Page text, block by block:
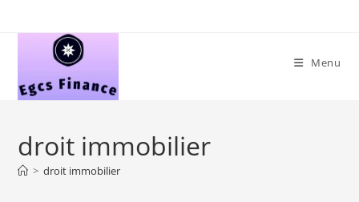
Menu
droit immobilier
> droit immobilier